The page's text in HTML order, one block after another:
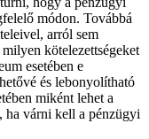
módon. Továbbá
arról sem
kötelezettségeket
esetében e
és lebonyolítható
miként lehet a
ha várni kell a pénzügyi